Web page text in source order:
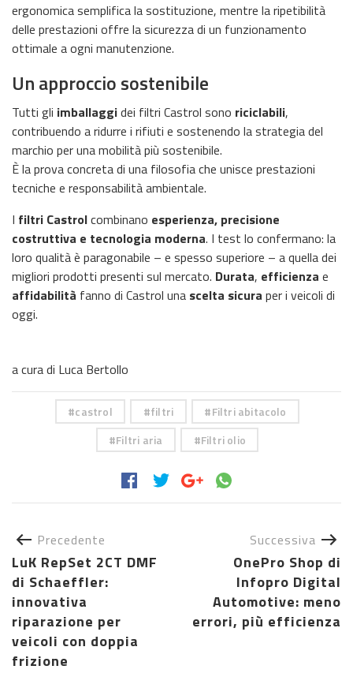
ergonomica semplifica la sostituzione, mentre la ripetibilità
delle prestazioni offre la sicurezza di un funzionamento
ottimale a ogni manutenzione.
Un approccio sostenibile
Tutti gli imballaggidei filtri Castrol sono riciclabili,
contribuendo a ridurre i rifiuti e sostenendo la strategia del
marchio per una mobilità più sostenibile.
È la prova concreta di una filosofia che unisce prestazioni
tecniche e responsabilità ambientale.
I filtri Castrolcombinano esperienza, precisione
costruttiva e tecnologia moderna. I test lo confermano: la
loro qualità è paragonabile – e spesso superiore – a quella dei
migliori prodotti presenti sul mercato. Durata, efficienza e
affidabilità fanno di Castrol una scelta sicura per i veicoli di
oggi.
a cura di Luca Bertollo
castrol filtri
Filtri abitacolo
Filtri aria
Filtri olio
Precedente
LuK RepSet 2CT DMF
di Schaeffler:
innovativa
riparazione per
veicoli con doppia
frizione
Successiva
OnePro Shop di
Infopro Digital
Automotive: meno
errori, più efficienza